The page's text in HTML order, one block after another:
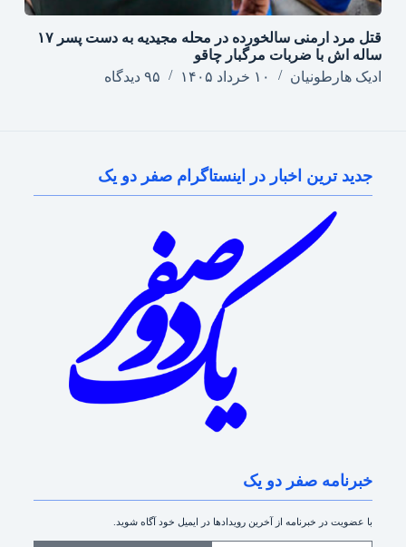
قتل مرد ارمنی سالخورده در محله مجیدیه به دست پسر ۱۷
ساله اش با ضربات مرگبار چاقو
ادیک هارطونیان
۱۰ خرداد ۱۴۰۵ ۹۵ دیدگاه
جدید ترین اخبار در اینستاگرام صفر دو یک
خبرنامه صفر دو یک
با عضویت در خبرنامه از آخرین رویدادها در ایمیل خود آگاه شوید.